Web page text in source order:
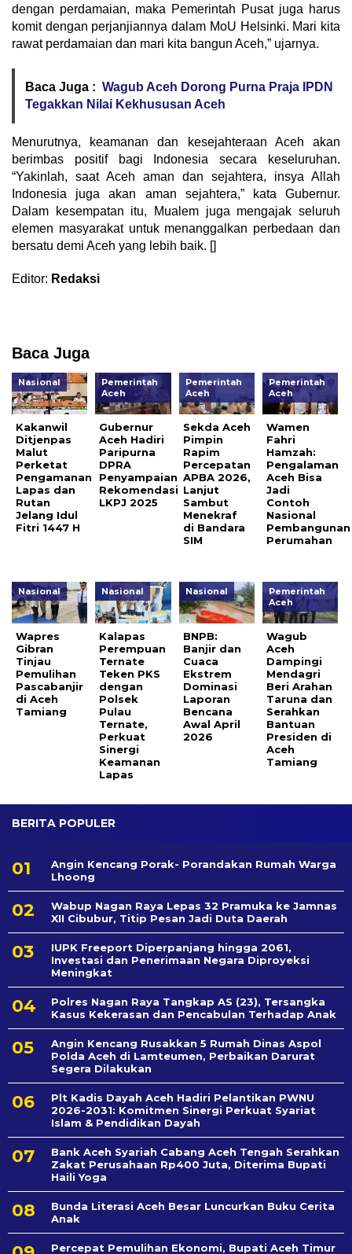
dengan perdamaian, maka Pemerintah Pusat juga harus
komit dengan perjanjiannya dalam MoU Helsinki. Mari kita
rawat perdamaian dan mari kita bangun Aceh,” ujarnya.
Baca Juga : Wagub Aceh Dorong Purna Praja IPDN
Tegakkan Nilai Kekhususan Aceh
Menurutnya, keamanan dan kesejahteraan Aceh akan
berimbas positif bagi Indonesia secara keseluruhan.
“Yakinlah, saat Aceh aman dan sejahtera, insya Allah
Indonesia juga akan aman sejahtera,” kata Gubernur.
Dalam kesempatan itu, Mualem juga mengajak seluruh
elemen masyarakat untuk menanggalkan perbedaan dan
bersatu demi Aceh yang lebih baik. []
Editor: Redaksi
Baca Juga
Nasional
Kakanwil
Ditjenpas
Malut
Perketat
Pengamanan
Lapas dan
Rutan
Jelang Idul
Fitri 1447 H
Pemerintah
Aceh
Gubernur
Aceh Hadiri
Paripurna
DPRA
Penyampaian
Rekomendasi
LKPJ 2025‎
Pemerintah
Aceh
Sekda Aceh
Pimpin
Rapim
Percepatan
APBA 2026,
Lanjut
Sambut
Menekraf
di Bandara
SIM
Pemerintah
Aceh
Wamen
Fahri
Hamzah:
Pengalaman
Aceh Bisa
Jadi
Contoh
Nasional
Pembangunan
Perumahan
Nasional
Wapres
Gibran
Tinjau
Pemulihan
Pascabanjir
di Aceh
Tamiang
Nasional
Kalapas
Perempuan
Ternate
Teken PKS
dengan
Polsek
Pulau
Ternate,
Perkuat
Sinergi
Keamanan
Lapas
Nasional
BNPB:
Banjir dan
Cuaca
Ekstrem
Dominasi
Laporan
Bencana
Awal April
2026
Pemerintah
Aceh
Wagub
Aceh
Dampingi
Mendagri
Beri Arahan
Taruna dan
Serahkan
Bantuan
Presiden di
Aceh
Tamiang
BERITA POPULER
Angin Kencang Porak- Porandakan Rumah Warga
Lhoong
Wabup Nagan Raya Lepas 32 Pramuka ke Jamnas
XII Cibubur, Titip Pesan Jadi Duta Daerah
IUPK Freeport Diperpanjang hingga 2061,
Investasi dan Penerimaan Negara Diproyeksi
Meningkat
Polres Nagan Raya Tangkap AS (23), Tersangka
Kasus Kekerasan dan Pencabulan Terhadap Anak
Angin Kencang Rusakkan 5 Rumah Dinas Aspol
Polda Aceh di Lamteumen, Perbaikan Darurat
Segera Dilakukan
Plt Kadis Dayah Aceh Hadiri Pelantikan PWNU
2026-2031: Komitmen Sinergi Perkuat Syariat
Islam & Pendidikan Dayah
Bank Aceh Syariah Cabang Aceh Tengah Serahkan
Zakat Perusahaan Rp400 Juta, Diterima Bupati
Haili Yoga
Bunda Literasi Aceh Besar Luncurkan Buku Cerita
Anak
Percepat Pemulihan Ekonomi, Bupati Aceh Timur